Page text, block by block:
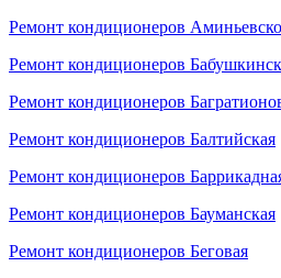
Ремонт кондиционеров
Ремонт кондиционеров
Ремонт кондиционеров
Ремонт кондиционеров Балтийская
Ремонт кондиционеров
Ремонт кондиционеров Бауманская
Ремонт кондиционеров Беговая